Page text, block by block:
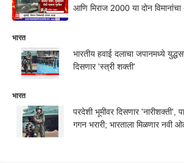
आणि मिराज 2000 या दोन
भारत
भारतीय हवाई दलाचा जपानमध्ये
दिसणार 'स्त्री शक्ती'
भारत
परदेशी भूमीवर दिसणार 'नारीशक्ती',
गगन भरारी; भारताला मिळणार नवी